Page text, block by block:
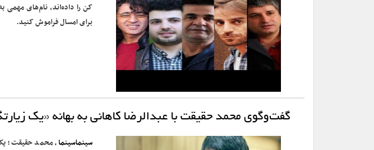
کن را داده‌اند، نام‌های
برای امسال فراموش کنید.
گفت‌وگوی محمد حقیقت با عبدالرضا کاهانی به بهانه «یک زیارتگاه»/ در این ۱۰
سینماسینما، محمد حقیقت؛